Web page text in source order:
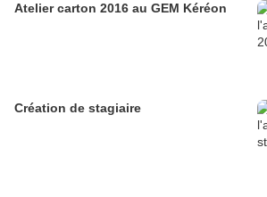
Atelier carton 2016 au GEM Kéréon
Création de stagiaire